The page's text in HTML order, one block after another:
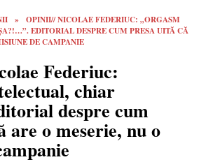
»
OPINII// NICOLAE FEDERIUC: „ORGASM
EDITORIAL DESPRE CUM PRESA UITĂ CĂ
DE CAMPANIE
Federiuc:
chiar
despre cum
are o meserie, nu o